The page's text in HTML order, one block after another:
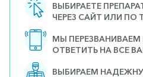
ВЫБИРАЕТЕ
ЧЕРЕЗ САЙТ ИЛИ ПО
МЫ
ОТВЕТИТЬ НА ВСЕ
ВЫБИРАЕМ